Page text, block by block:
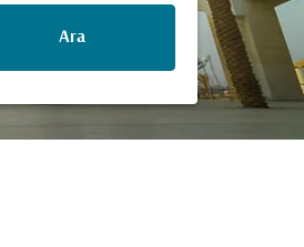
Ara